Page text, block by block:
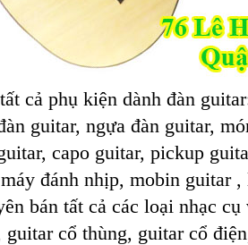
cả phụ kiện dành đàn
guitar, ngựa đàn guitar,
capo guitar, pickup
đánh nhịp, mobin guitar
bán tất cả các loại nhạc
guitar cổ thùng, guitar cổ